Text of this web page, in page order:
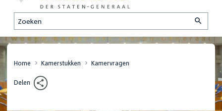
Zoeken
Home Kamerstukken Kamervragen
Delen